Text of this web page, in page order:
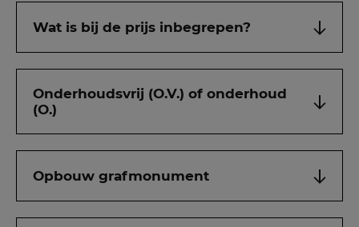
Wat is bij de prijs inbegrepen?
Onderhoudsvrij (O.V.) of onderhoud
(O.)
Opbouw grafmonument